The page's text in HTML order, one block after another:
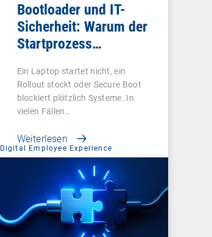
Bootloader und IT-
Sicherheit: Warum der
Startprozess
Ein Laptop startet nicht, ein
Rollout stockt oder Secure Boot
blockiert plötzlich Systeme. In
vielen Fällen…
Weiterlesen
Digital Employee Experience